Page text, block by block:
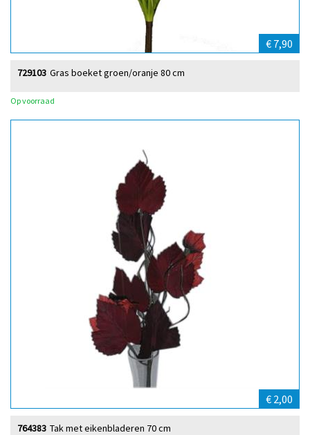
€ 7,90
Gras boeket groen/oranje 80 cm
729103
Op voorraad
€ 2,00
Tak met eikenbladeren 70 cm
764383